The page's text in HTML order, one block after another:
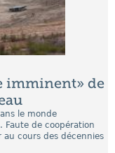
imminent» de
le monde
Faute de coopération
au cours des décennies